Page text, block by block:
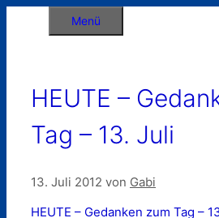
Menü
HEUTE –
Tag – 13. Juli
13. Juli 2012 von Gabi
HEUTE – Gedanken zum Tag –